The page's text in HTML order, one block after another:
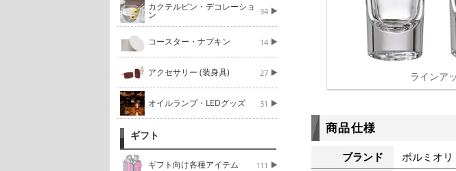
カクテルピン・デコレーショ
ン 34
コースター・ナプキン 14
アクセサリー (装身具) 27
オイルランプ・LEDグッズ 31
ギフト
ギフト向け各種アイテム 111
ラインア
商品仕様
ブランド
ボルミオリ